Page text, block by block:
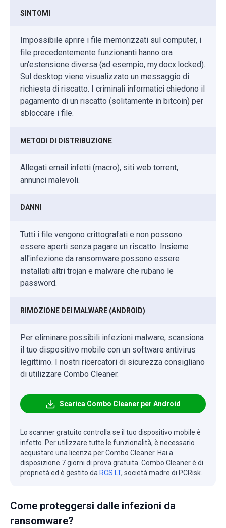
SINTOMI
Impossibile aprire i file memorizzati sul computer, i
file precedentemente funzionanti hanno ora
un'estensione diversa (ad esempio, my.docx.locked).
Sul desktop viene visualizzato un messaggio di
richiesta di riscatto. I criminali informatici chiedono il
pagamento di un riscatto (solitamente in bitcoin) per
sbloccare i file.
METODI DI DISTRIBUZIONE
Allegati email infetti (macro), siti web torrent,
annunci malevoli.
DANNI
Tutti i file vengono crittografati e non possono
essere aperti senza pagare un riscatto. Insieme
all'infezione da ransomware possono essere
installati altri trojan e malware che rubano le
password.
RIMOZIONE DEI MALWARE (ANDROID)
Per eliminare possibili infezioni malware, scansiona
il tuo dispositivo mobile con un software antivirus
legittimo. I nostri ricercatori di sicurezza consigliano
di utilizzare Combo Cleaner.
Scarica Combo Cleaner per Android
Lo scanner gratuito controlla se il tuo dispositivo mobile è
infetto. Per utilizzare tutte le funzionalità, è necessario
acquistare una licenza per Combo Cleaner. Hai a
disposizione 7 giorni di prova gratuita. Combo Cleaner è di
proprietà ed è gestito da RCS LT, società madre di PCRisk.
Come proteggersi dalle infezioni da
ransomware?